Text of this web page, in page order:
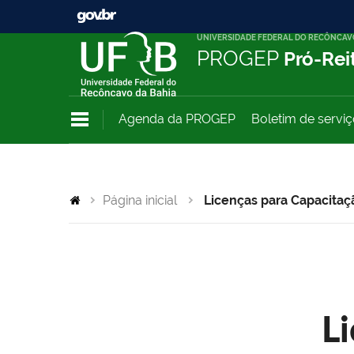
UNIVERSIDADE FEDERAL DO
PROGEP Pró-
Agenda da PROGEP Boletim de
Página inicial Licenças para